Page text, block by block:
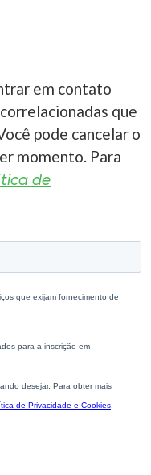
em contato
que
pode cancelar o
momento. Para
de